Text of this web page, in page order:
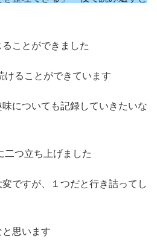
ことができました
けることができています
についても記録していきたいな
二つ立ち上げました
ですが、１つだと行き詰ってし
思います